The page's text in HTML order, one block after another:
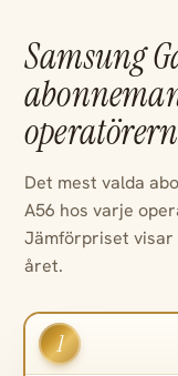
Samsung
Det mest valda
A56 hos varje
Jämförpriset
året.
1